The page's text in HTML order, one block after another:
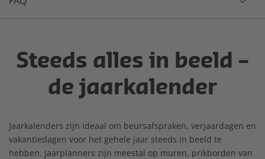
Steeds alles in beeld –
de jaarkalender
Jaarkalenders zijn ideaal om beursafspraken, verjaardagen en
vakantiedagen voor het gehele jaar steeds in beeld te
hebben. Jaarplanners zijn meestal op muren, prikborden van